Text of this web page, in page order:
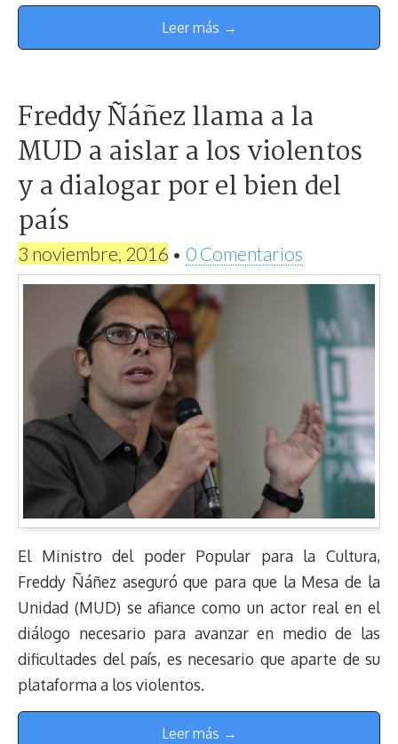
Leer más →
Freddy Ñáñez llama a la
MUD a aislar a los violentos
y a dialogar por el bien del
país
3 noviembre, 2016 • 0 Comentarios
El Ministro del poder Popular para la Cultura,
Freddy Ñáñez aseguró que para que la Mesa de la
Unidad (MUD) se afiance como un actor real en el
diálogo necesario para avanzar en medio de las
dificultades del país, es necesario que aparte de su
plataforma a los violentos.
Leer más →